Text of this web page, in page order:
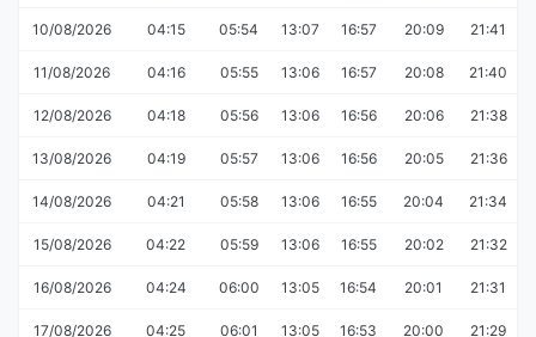
10/08/2026 04:15 05:54 13:07 16:57 20:09 21:41
11/08/2026 04:16 05:55 13:06 16:57 20:08 21:40
12/08/2026 04:18 05:56 13:06 16:56 20:06 21:38
13/08/2026 04:19 05:57 13:06 16:56 20:05 21:36
14/08/2026 04:21 05:58 13:06 16:55 20:04 21:34
15/08/2026 04:22 05:59 13:06 16:55 20:02 21:32
16/08/2026 04:24 06:00 13:05 16:54 20:01 21:31
17/08/2026 04:25 06:01 13:05 16:53 20:00 21:29